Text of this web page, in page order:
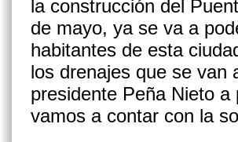
la construcción del
de mayo, ya se va a
habitantes de esta
los drenajes que se van
presidente Peña Nieto
vamos a contar con la